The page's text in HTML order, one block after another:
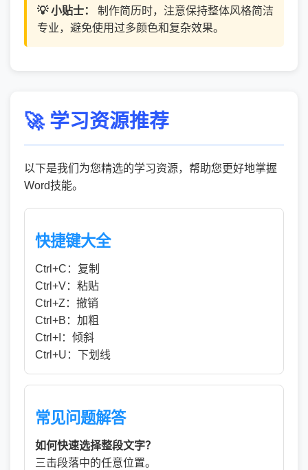
💡 小贴士：
制作简历时，注意保持整体风格简洁
专业，避免使用过多颜色和复杂效果。
🚀 学习资源推荐
以下是我们为您精选的学习资源，帮助您更好地掌握
Word技能。
快捷键大全
Ctrl+C：复制
Ctrl+V：粘贴
Ctrl+Z：撤销
Ctrl+B：加粗
Ctrl+I：倾斜
Ctrl+U：下划线
常见问题解答
如何快速选择整段文字？
三击段落中的任意位置。